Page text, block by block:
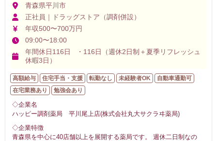
青森県平川市
正社員｜ドラッグストア（調剤併設）
年収500〜700万円
09:00〜18:00
年間休日116日 ・116日（週休2日制＋夏季リフレッシュ
休暇3日）
高額給与 住宅手当・支援 転勤なし 未経験者OK
自動車通勤可
在宅業務あり
勉強会あり
◇企業名
ハッピー調剤薬局 平川尾上店(株式会社丸大サクラヰ薬局)
◇企業特徴
青森県を中心に40店舗以上を展開する薬局です。 週休二日制なの